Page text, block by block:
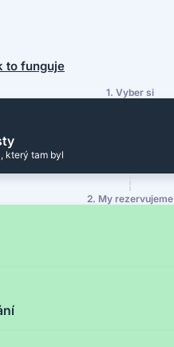
to funguje
1. Vyber si
který tam byl
2. My rezervujeme